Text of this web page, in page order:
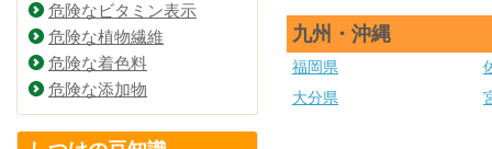
九州・沖縄
福岡県
大分県
危険なビタミン表示
危険な植物繊維
危険な着色料
危険な添加物